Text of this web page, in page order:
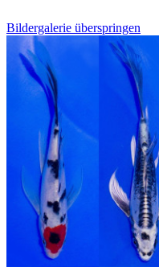
Bildergalerie überspringen